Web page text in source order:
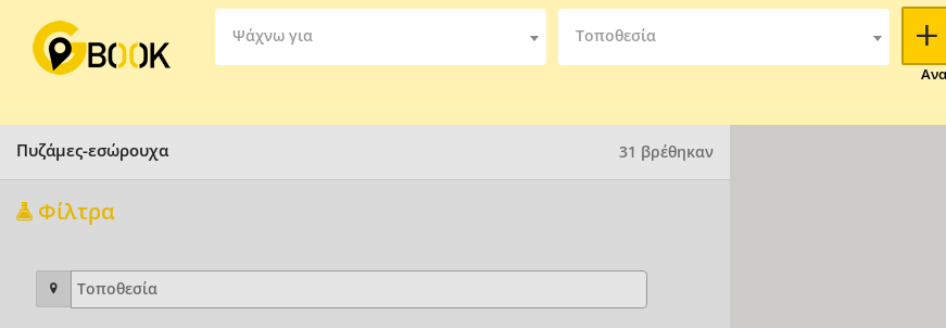
Ψάχνω για Τοποθεσία
Πυζάμες-εσώρουχα 31 βρέθηκαν
Φίλτρα